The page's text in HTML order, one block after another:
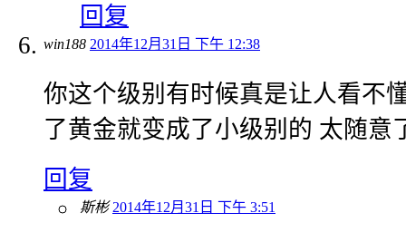
回复
win188 2014年12月31日 下午 12:38
你这个级别有时候真是让人看不
了黄金就变成了小级别的 太随意
回复
斯彬 2014年12月31日 下午 3:51